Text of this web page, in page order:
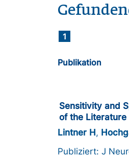
1
Publikation
Sensitivity and
of the Literature
Lintner H ,
Publiziert: J